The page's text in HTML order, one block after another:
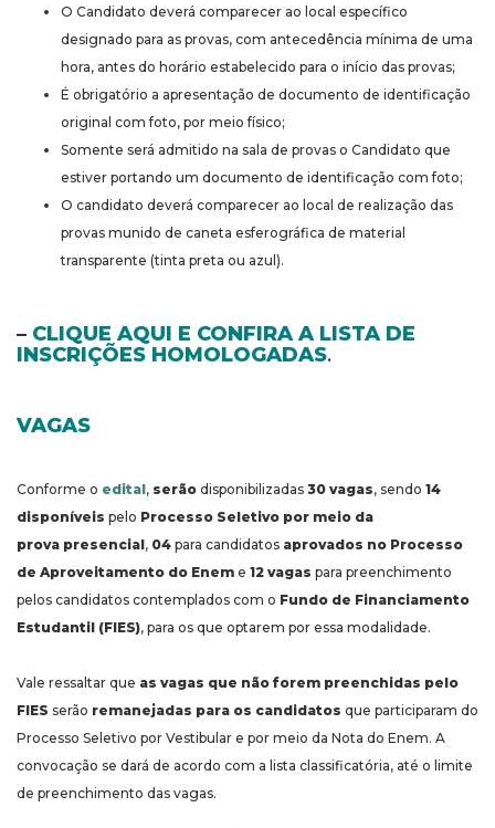
O Candidato deverá comparecer ao local específico
designado para as provas, com antecedência mínima de uma
hora, antes do horário estabelecido para o início das provas;
É obrigatório a apresentação de documento de identificação
original com foto, por meio físico;
Somente será admitido na sala de provas o Candidato que
estiver portando um documento de identificação com foto;
O candidato deverá comparecer ao local de realização das
provas munido de caneta esferográfica de material
transparente (tinta preta ou azul).
– CLIQUE AQUI E CONFIRA A LISTA DE
INSCRIÇÕES HOMOLOGADAS.
VAGAS
Conforme o edital, serão disponibilizadas 30 vagas, sendo 14
disponíveis pelo Processo Seletivo por meio da
prova presencial, 04 para candidatos aprovados no Processo
de Aproveitamento do Enem e 12 vagas para preenchimento
pelos candidatos contemplados com o Fundo de Financiamento
Estudantil (FIES), para os que optarem por essa modalidade.
Vale ressaltar que as vagas que não forem preenchidas pelo
FIES serão remanejadas para os candidatos que participaram do
Processo Seletivo por Vestibular e por meio da Nota do Enem. A
convocação se dará de acordo com a lista classificatória, até o limite
de preenchimento das vagas.